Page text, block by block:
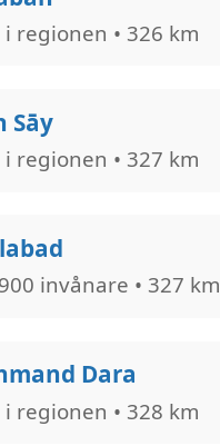
i regionen • 326 km
Sāy
i regionen • 327 km
invånare • 327 km
Dara
i regionen • 328 km